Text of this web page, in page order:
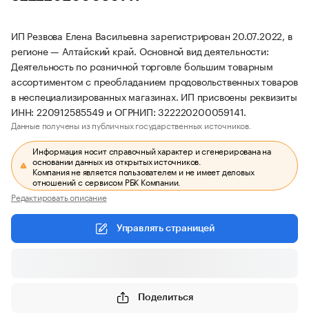
ИП Резвова Елена Васильевна зарегистрирован 20.07.2022, в
регионе — Алтайский край. Основной вид деятельности:
Деятельность по розничной торговле большим товарным
ассортиментом с преобладанием продовольственных товаров
в неспециализированных магазинах. ИП присвоены реквизиты
ИНН: 220912585549 и ОГРНИП: 322220200059141.
Данные получены из публичных государственных источников.
Информация носит справочный характер и сгенерирована на
основании данных из открытых источников.
Компания не является пользователем и не имеет деловых
отношений с сервисом РБК Компании.
Редактировать описание
Управлять страницей
Поделиться